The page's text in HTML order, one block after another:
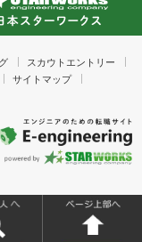
スカウトエントリー
サイトマップ
WORKS」製造業
転職サイト